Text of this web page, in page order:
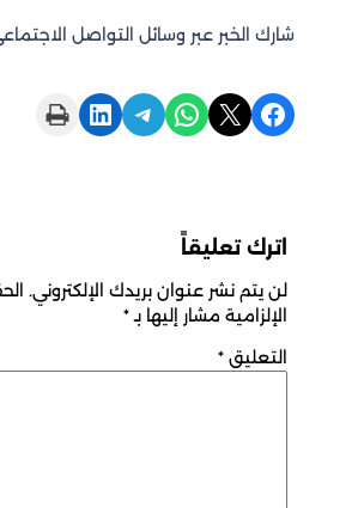
شارك الخبر عبر وسائل التواصل
Share on Facebook
Share on X
Share on WhatsApp
Share on Telegram
Share on LinkedIn
Print this Page
اترك تعليقاً
لن يتم نشر عنوان بريدك الإلكتروني.
الإلزامية مشار إليها بـ*
التعليق *